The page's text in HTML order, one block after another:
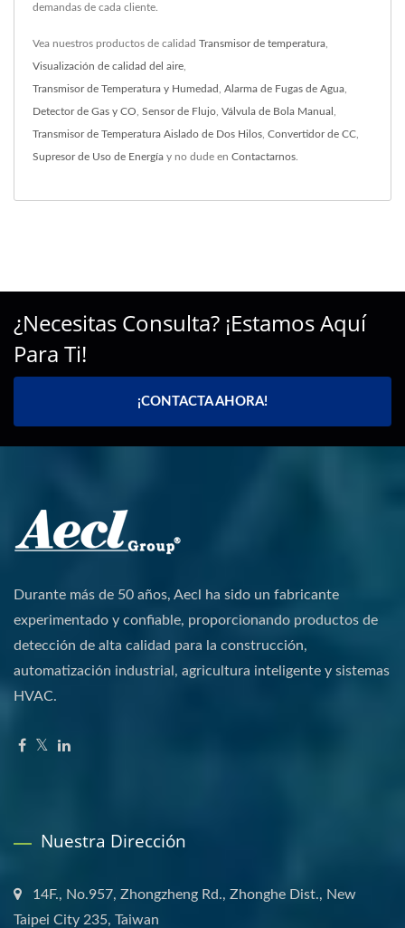
demandas de cada cliente.
Vea nuestros productos de calidad Transmisor de temperatura
Visualización de calidad del aire
Transmisor de Temperatura y Humedad Alarma de Fugas de Agua
Detector de Gas y CO Sensor de Flujo Válvula de Bola Manual
Transmisor de Temperatura Aislado de Dos Hilos Convertidor de CC
Supresor de Uso de Energía y no dude en Contactarnos
¿Necesitas Consulta? ¡Estamos Aquí
Para Ti!
¡CONTACTA AHORA!
Durante más de 50 años, Aecl ha sido un fabricante
experimentado y confiable, proporcionando productos de
detección de alta calidad para la construcción,
automatización industrial, agricultura inteligente y sistemas
HVAC.
Nuestra Dirección
14F., No.957, Zhongzheng Rd., Zhonghe Dist., New
Taipei City 235, Taiwan